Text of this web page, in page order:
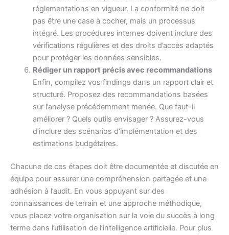
réglementations en vigueur. La conformité ne doit
pas être une case à cocher, mais un processus
intégré. Les procédures internes doivent inclure des
vérifications régulières et des droits d’accès adaptés
pour protéger les données sensibles.
Rédiger un rapport précis avec recommandations
Enfin, compilez vos findings dans un rapport clair et
structuré. Proposez des recommandations basées
sur l’analyse précédemment menée. Que faut-il
améliorer ? Quels outils envisager ? Assurez-vous
d’inclure des scénarios d’implémentation et des
estimations budgétaires.
Chacune de ces étapes doit être documentée et discutée en
équipe pour assurer une compréhension partagée et une
adhésion à l’audit. En vous appuyant sur des
connaissances de terrain et une approche méthodique,
vous placez votre organisation sur la voie du succès à long
terme dans l’utilisation de l’intelligence artificielle. Pour plus